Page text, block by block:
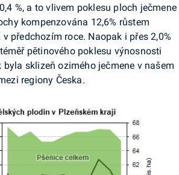
%, a to vlivem poklesu ploch ječmene
kompenzována 12,6% růstem
předchozím roce. Naopak i přes 2,0%
pětinového poklesu výnosnosti
sklizeň ozimého ječmene v našem
regiony Česka.